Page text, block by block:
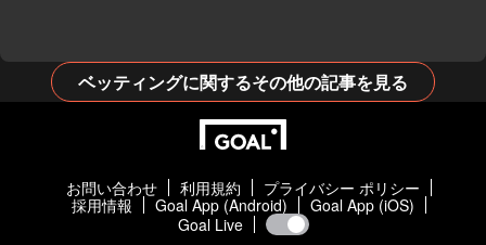
ベッティングに関するその他の記事を見る
お問い合わせ 利用規約
プライバシー ポリシー
採用情報
Goal App (Android)
Goal App (iOS)
Goal Live